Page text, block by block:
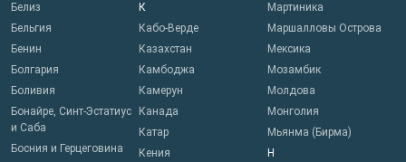
Белиз
Бельгия
Бенин
Болгария
Боливия
Бонайре, Синт-Эстатиус
и Саба
Босния и Герцеговина
К
Кабо-Верде
Казахстан
Камбоджа
Камерун
Канада
Катар
Кения
Мартиника
Маршалловы Острова
Мексика
Мозамбик
Молдова
Монголия
Мьянма (Бирма)
Н